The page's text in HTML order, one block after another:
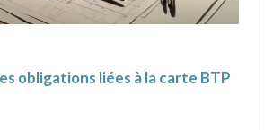
obligations liées à la carte BTP